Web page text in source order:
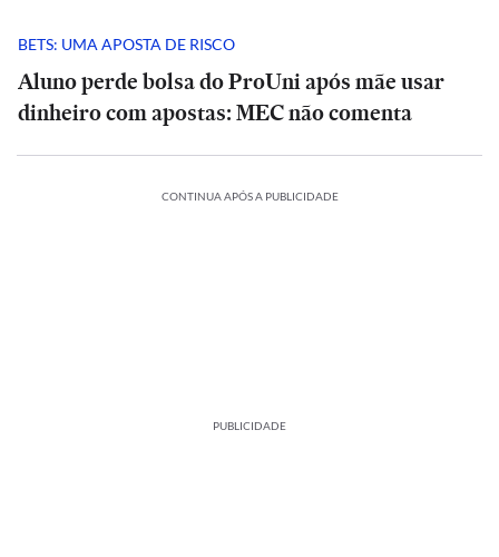
BETS: UMA APOSTA DE RISCO
Aluno perde bolsa do ProUni após mãe usar
dinheiro com apostas: MEC não comenta
CONTINUA APÓS A PUBLICIDADE
PUBLICIDADE